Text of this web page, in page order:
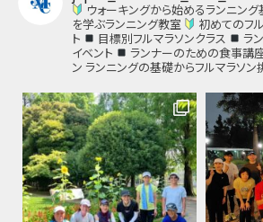
ウォーキングから始めるランニン
を学ぶランニング教室
初めてのフ
ト
目標別フルマラソンクラス ラ
イベント
ランナーのための食事講
ン ランニングの基礎からフルマラソン